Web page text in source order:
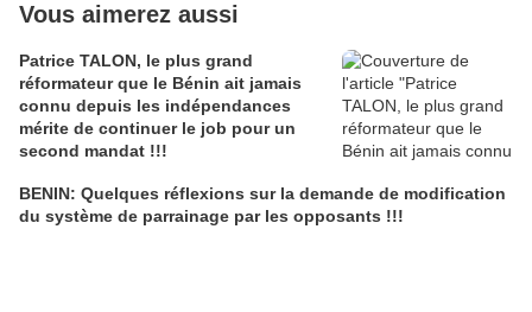
Vous aimerez aussi
Patrice TALON, le plus grand
réformateur que le Bénin ait jamais
connu depuis les indépendances
mérite de continuer le job pour un
second mandat !!!
BENIN: Quelques réflexions sur la demande de modification
du système de parrainage par les opposants !!!